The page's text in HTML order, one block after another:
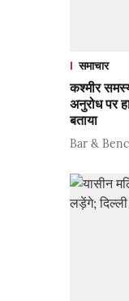
समाचार
कश्मीर
अनुरोध पर
बताया
Bar &